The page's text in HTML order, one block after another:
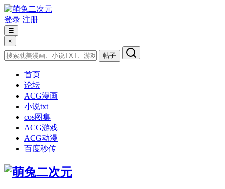
登录 注册
☰
×
帖子
首页
论坛
ACG漫画
小说txt
cos图集
ACG游戏
ACG动漫
百度秒传